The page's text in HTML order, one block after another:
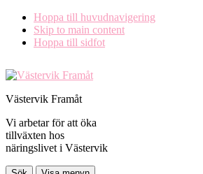
Hoppa till huvudnavigering
Skip to main content
Hoppa till sidfot
Västervik Framåt
Vi arbetar för att öka
tillväxten hos
näringslivet i Västervik